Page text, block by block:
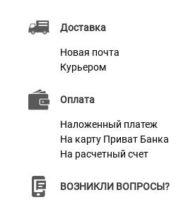
Доставка
Новая почта
Курьером
Оплата
Наложенный платеж
На карту Приват Банка
На расчетный счет
ВОЗНИКЛИ ВОПРОСЫ?
высокоточное лазерное
добиться качественного
Вами надписи. Нанесенная
не затирается и не тускнеет в
Характеристики
Материал Нержавеющая